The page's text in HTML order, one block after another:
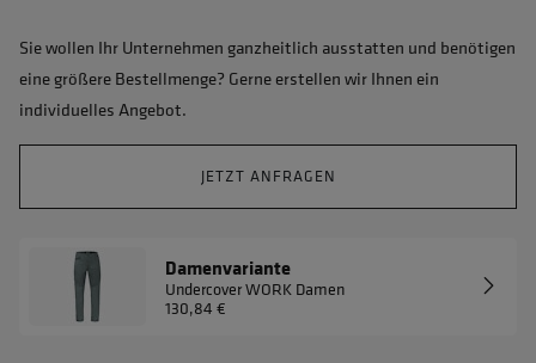
Sie wollen Ihr Unternehmen ganzheitlich ausstatten und benötigen
eine größere Bestellmenge? Gerne erstellen wir Ihnen ein
individuelles Angebot.
JETZT ANFRAGEN
Damenvariante
Undercover WORK Damen
130,84 €